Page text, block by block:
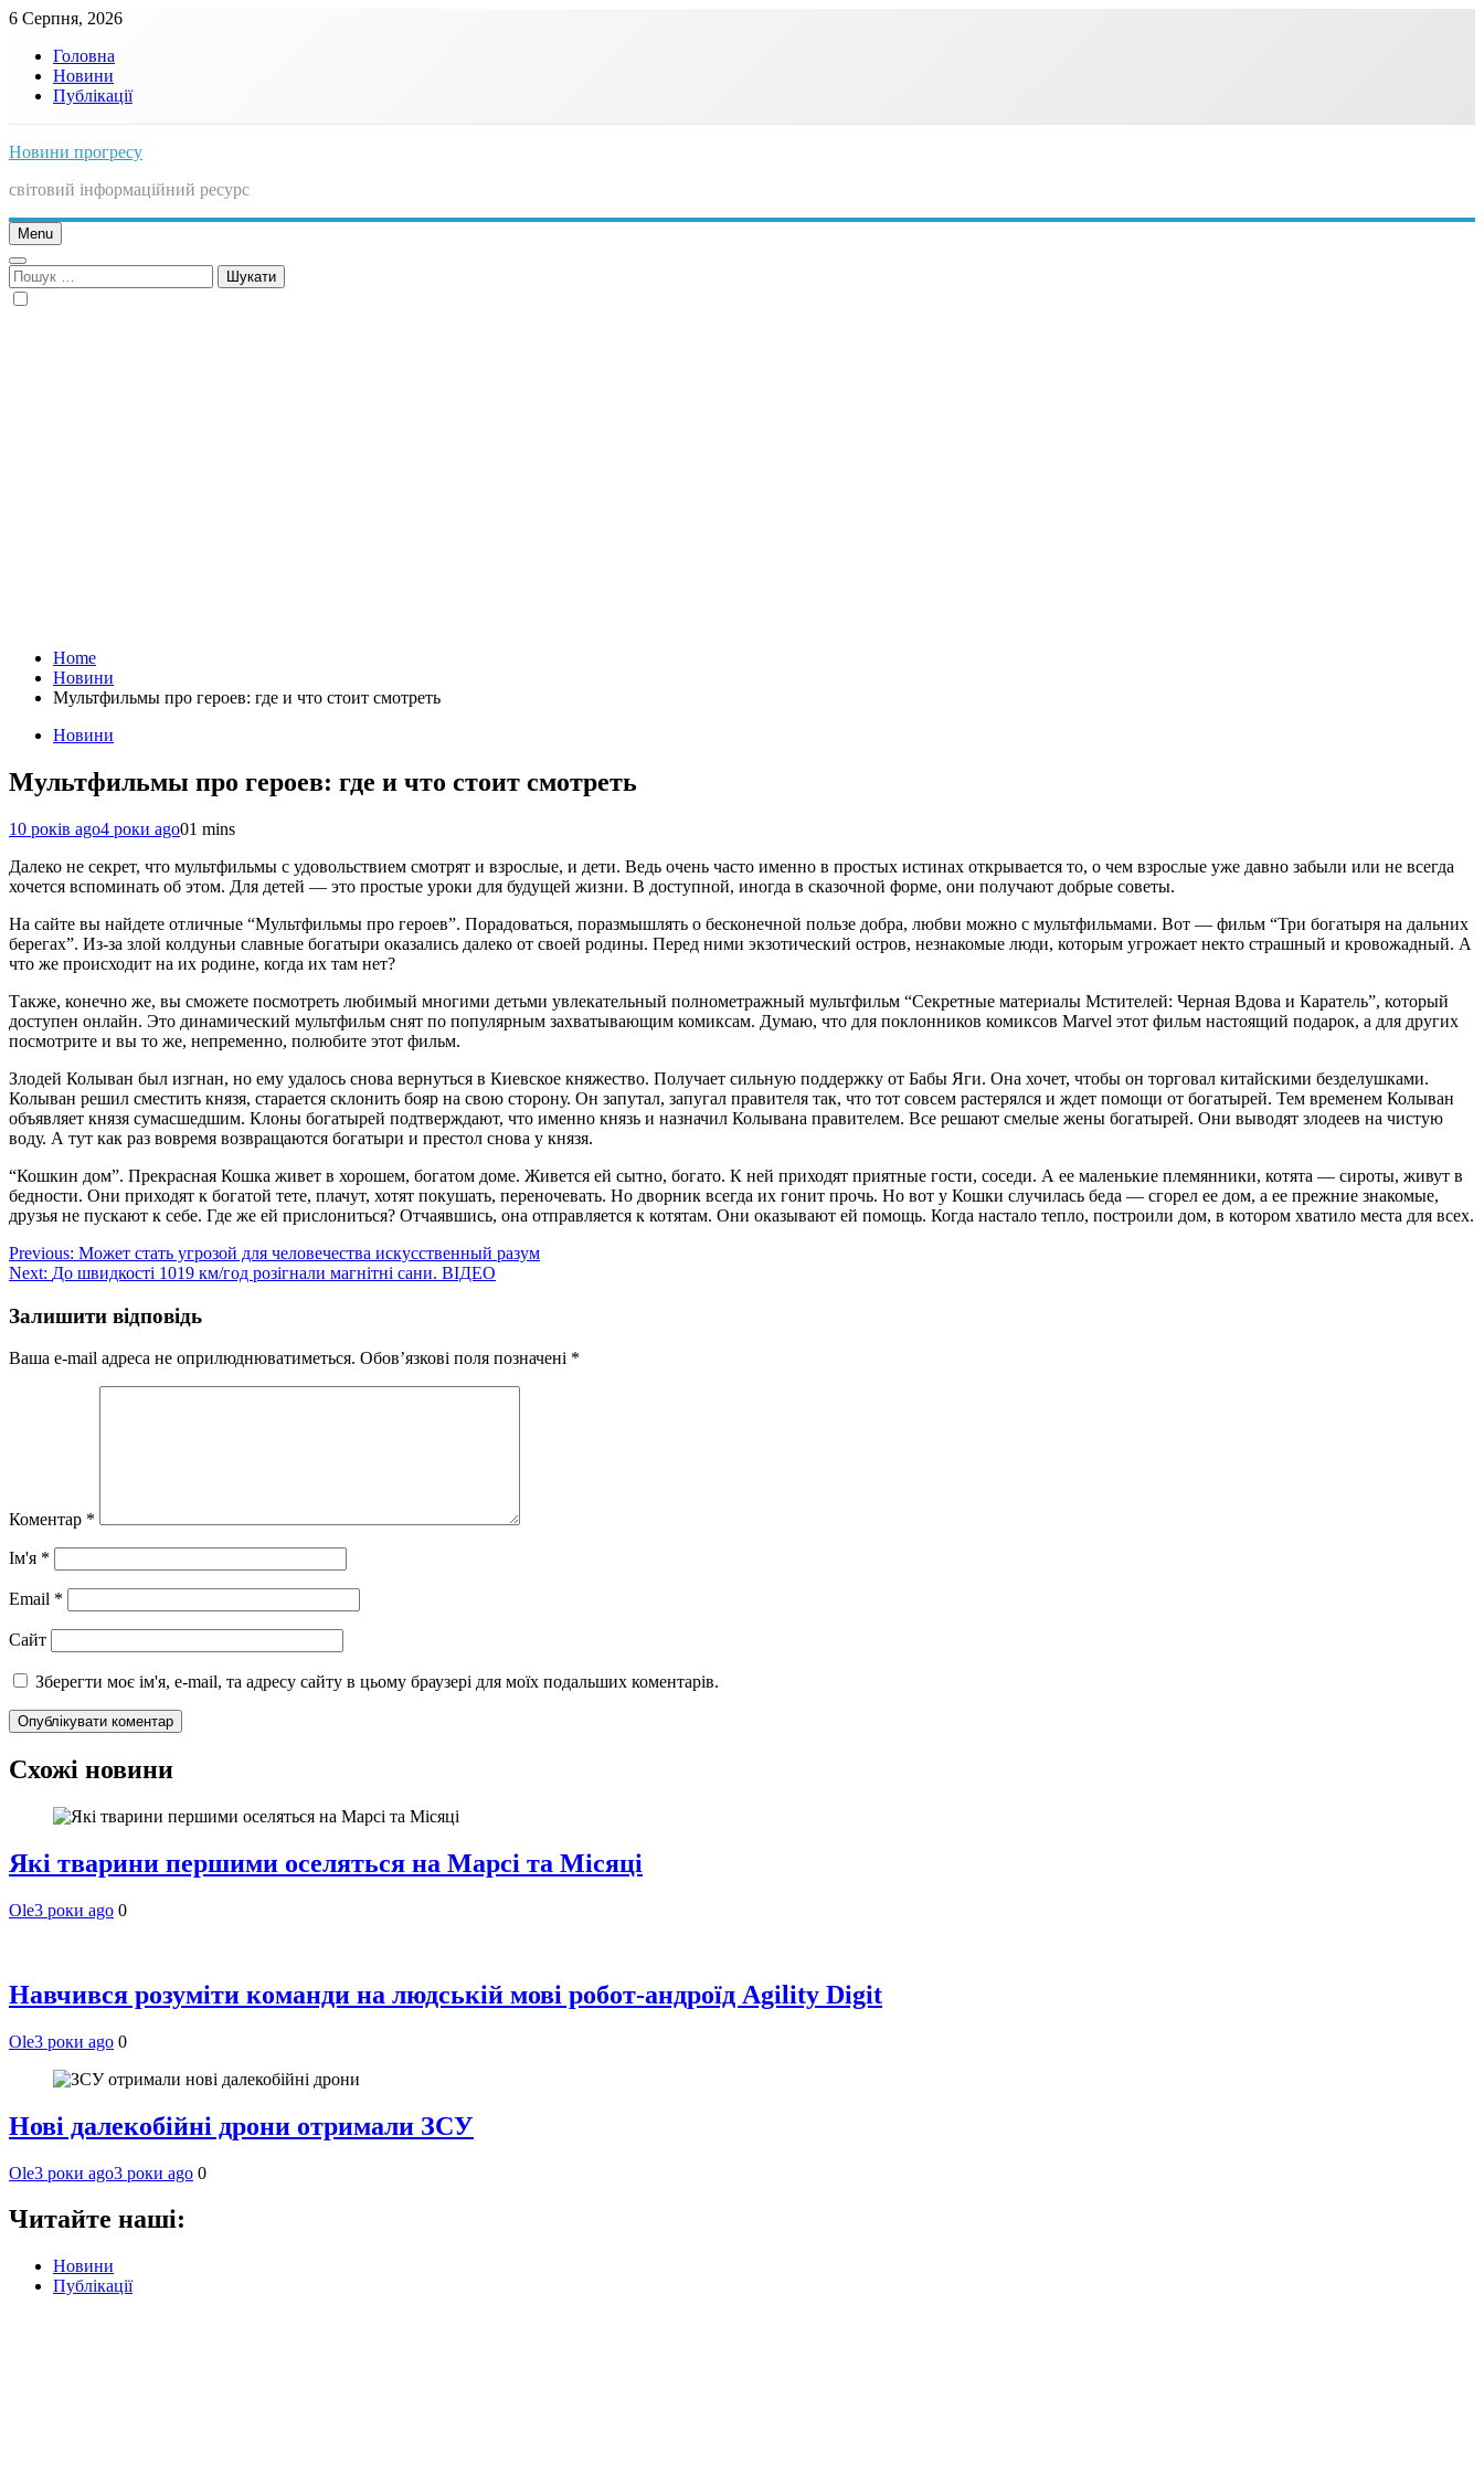
Skip
content
6 Серпня, 2026
Головна
Новини
Публікації
Новини прогресу
світовий інформаційний ресурс
Menu
Пошук:
Home
Новини
Мультфильмы про героев: где и что стоит смотреть
Новини
Мультфильмы про героев: где и что стоит смотреть
10 років ago4 роки ago01 mins
Далеко не секрет, что мультфильмы с удовольствием смотрят и взрослые, и дети. Ведь очень часто именно в простых истинах открывается то, о чем взрослые уже давно забыли или не всегда
хочется вспоминать об этом. Для детей — это простые уроки для будущей жизни. В доступной, иногда в сказочной форме, они получают добрые советы.
На сайте вы найдете отличные “Мультфильмы про героев”. Порадоваться, поразмышлять о бесконечной пользе добра, любви можно с мультфильмами. Вот — фильм “Три богатыря на дальних
берегах”. Из-за злой колдуньи славные богатыри оказались далеко от своей родины. Перед ними экзотический остров, незнакомые люди, которым угрожает некто страшный и кровожадный. А
что же происходит на их родине, когда их там нет?
Также, конечно же, вы сможете посмотреть любимый многими детьми увлекательный полнометражный мультфильм “Секретные материалы Мстителей: Черная Вдова и Каратель”, который
доступен онлайн. Это динамический мультфильм снят по популярным захватывающим комиксам. Думаю, что для поклонников комиксов Marvel этот фильм настоящий подарок, а для других
посмотрите и вы то же, непременно, полюбите этот фильм.
Злодей Колыван был изгнан, но ему удалось снова вернуться в Киевское княжество. Получает сильную поддержку от Бабы Яги. Она хочет, чтобы он торговал китайскими безделушками.
Колыван решил сместить князя, старается склонить бояр на свою сторону. Он запутал, запугал правителя так, что тот совсем растерялся и ждет помощи от богатырей. Тем временем Колыван
объявляет князя сумасшедшим. Клоны богатырей подтверждают, что именно князь и назначил Колывана правителем. Все решают смелые жены богатырей. Они выводят злодеев на чистую
воду. А тут как раз вовремя возвращаются богатыри и престол снова у князя.
“Кошкин дом”. Прекрасная Кошка живет в хорошем, богатом доме. Живется ей сытно, богато. К ней приходят приятные гости, соседи. А ее маленькие племянники, котята — сироты, живут в
бедности. Они приходят к богатой тете, плачут, хотят покушать, переночевать. Но дворник всегда их гонит прочь. Но вот у Кошки случилась беда — сгорел ее дом, а ее прежние знакомые,
друзья не пускают к себе. Где же ей прислониться? Отчаявшись, она отправляется к котятам. Они оказывают ей помощь. Когда настало тепло, построили дом, в котором хватило места для всех.
Навігація
записів
Previous: Может стать угрозой для человечества искусственный разум
Next: До швидкості 1019 км/год розігнали магнітні сани. ВІДЕО
Залишити відповідь
Ваша e-mail адреса не оприлюднюватиметься. Обов’язкові поля позначені *
Коментар *
Ім'я *
Email *
Сайт
Зберегти моє ім'я, e-mail, та адресу сайту в цьому браузері для моїх подальших коментарів.
Схожі новини
Які тварини першими оселяться на Марсі та Місяці
Ole3 роки ago 0
Навчився розуміти команди на людській мові робот-андроїд Agility Digit
Ole3 роки ago 0
Нові далекобійні дрони отримали ЗСУ
Ole3 роки ago3 роки ago 0
Читайте наші:
Новини
Публікації